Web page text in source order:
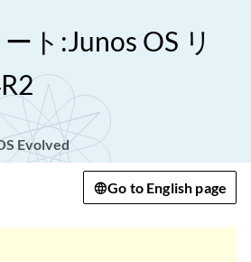
ト:Junos OS リ
Evolved
Go to English page